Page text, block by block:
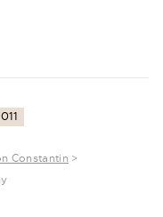
Constantin >